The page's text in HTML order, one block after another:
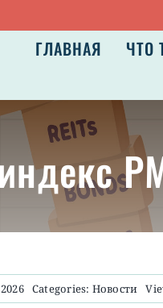
ГЛАВНАЯ ЧТО
Categories: Новости